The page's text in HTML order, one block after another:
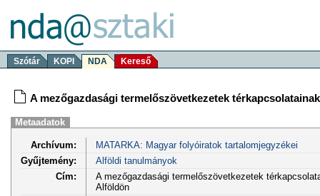
Szótár KOPI NDA Kereső
A mezőgazdasági termelőszövetkezetek
Metaadatok
Archívum:
MATARKA: Magyar folyóiratok tartalomjegyzékei
Gyűjtemény:
Alföldi tanulmányok
Cím:
A mezőgazdasági termelőszövetkezetek
Alföldön